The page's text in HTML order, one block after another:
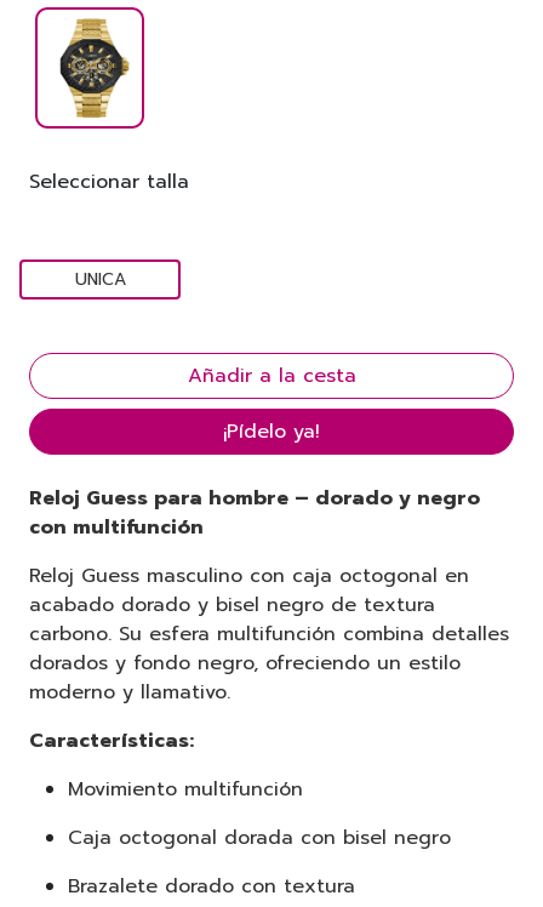
Seleccionar talla
UNICA
¡Pídelo ya!
Reloj Guess para hombre – dorado y negro
con multifunción
Reloj Guess masculino con caja octogonal en
acabado dorado y bisel negro de textura
carbono. Su esfera multifunción combina detalles
dorados y fondo negro, ofreciendo un estilo
moderno y llamativo.
Características:
Movimiento multifunción
Caja octogonal dorada con bisel negro
Brazalete dorado con textura